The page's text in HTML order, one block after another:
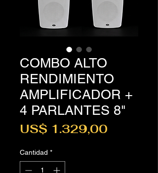
COMBO ALTO
RENDIMIENTO
AMPLIFICADOR +
4 PARLANTES 8"
US$ 1.329,00
Cantidad *